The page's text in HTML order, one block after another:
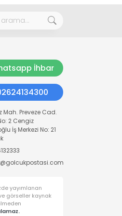
İhbar
Mah. Preveze Cad.
2 Cengiz
İş Merkezi No: 21
yayımlanan
görseller kaynak